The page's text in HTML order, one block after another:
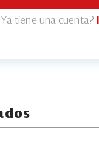
tiene una cuenta?